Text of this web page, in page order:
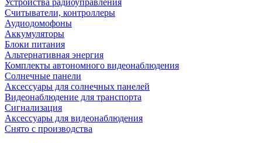
Устройства радиоуправления
Считыватели, контроллеры
Аудиодомофоны
Аккумуляторы
Блоки питания
Альтернативная энергия
Комплекты автономного видеонаблюдения
Солнечные панели
Аксессуары для солнечных панелей
Видеонаблюдение для транспорта
Сигнализация
Аксессуары для видеонаблюдения
Снято с производства